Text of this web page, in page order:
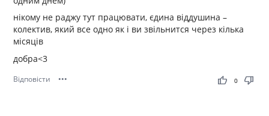
нікому не раджу тут працювати, єдина віддушина –
колектив, який все одно як і ви звільнится через кілька
місяців
добра<3
Відповісти ••• thumb_up thumb_down
0